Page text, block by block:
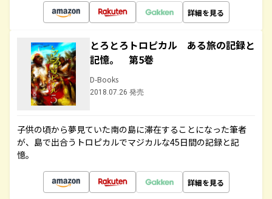
詳細を見る
とろとろトロピカル ある旅の記録と
記憶。 第5巻
D-Books
2018.07.26 発売
子供の頃から夢見ていた南の島に滞在することになった筆者
が、島で出合うトロピカルでマジカルな45日間の記録と記
憶。
詳細を見る